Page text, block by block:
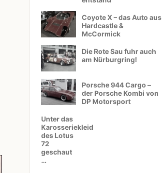
Coyote X – das Auto aus
Hardcastle &
McCormick
Die Rote Sau fuhr auch
am Nürburgring!
Porsche 944 Cargo –
der Porsche Kombi von
DP Motorsport
Unter das
Karosseriekleid
des Lotus
72
geschaut
…